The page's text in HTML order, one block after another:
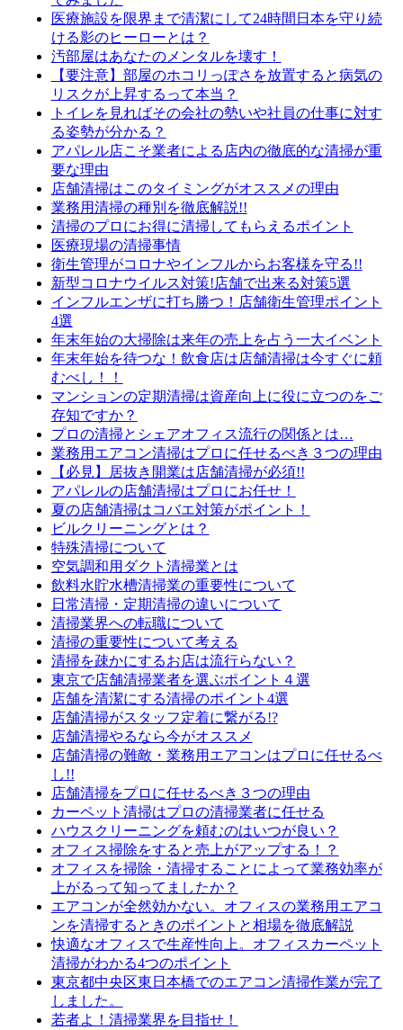
医療施設を限界まで清潔にして24時間日本を守り続
ける影のヒーローとは？
汚部屋はあなたのメンタルを壊す！
【要注意】部屋のホコリっぽさを放置すると病気の
リスクが上昇するって本当？
トイレを見ればその会社の勢いや社員の仕事に対す
る姿勢が分かる？
アパレル店こそ業者による店内の徹底的な清掃が重
要な理由
店舗清掃はこのタイミングがオススメの理由
業務用清掃の種別を徹底解説!!
清掃のプロにお得に清掃してもらえるポイント
医療現場の清掃事情
衛生管理がコロナやインフルからお客様を守る!!
新型コロナウイルス対策!店舗で出来る対策5選
インフルエンザに打ち勝つ！店舗衛生管理ポイント
4選
年末年始の大掃除は来年の売上を占う一大イベント
年末年始を待つな！飲食店は店舗清掃は今すぐに頼
むべし！！
マンションの定期清掃は資産向上に役に立つのをご
存知ですか？
プロの清掃とシェアオフィス流行の関係とは…
業務用エアコン清掃はプロに任せるべき３つの理由
【必見】居抜き開業は店舗清掃が必須!!
アパレルの店舗清掃はプロにお任せ！
夏の店舗清掃はコバエ対策がポイント！
ビルクリーニングとは？
特殊清掃について
空気調和用ダクト清掃業とは
飲料水貯水槽清掃業の重要性について
日常清掃・定期清掃の違いについて
清掃業界への転職について
清掃の重要性について考える
清掃を疎かにするお店は流行らない？
東京で店舗清掃業者を選ぶポイント４選
店舗を清潔にする清掃のポイント4選
店舗清掃がスタッフ定着に繋がる!?
店舗清掃やるなら今がオススメ
店舗清掃の難敵・業務用エアコンはプロに任せるべ
し!!
店舗清掃をプロに任せるべき３つの理由
カーペット清掃はプロの清掃業者に任せる
ハウスクリーニングを頼むのはいつが良い？
オフィス掃除をすると売上がアップする！？
オフィスを掃除・清掃することによって業務効率が
上がるって知ってましたか？
エアコンが全然効かない。オフィスの業務用エアコ
ンを清掃するときのポイントと相場を徹底解説
快適なオフィスで生産性向上。オフィスカーペット
清掃がわかる4つのポイント
東京都中央区東日本橋でのエアコン清掃作業が完了
しました。
若者よ！清掃業界を目指せ！